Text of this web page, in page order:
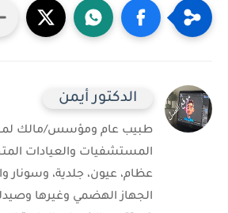
الدكتور أيمن
طبيب عام ومؤسس/مالك
المستشفيات والعيادات
عظام، عيون، جلدية، وسونار
الجهاز الهضمي وغيرها